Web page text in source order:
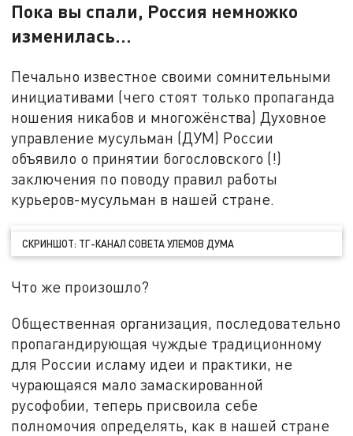
Пока вы спали, Россия немножко
изменилась…
Печально известное своими сомнительными
инициативами (чего стоят только пропаганда
ношения никабов и многожёнства) Духовное
управление мусульман (ДУМ) России
объявило о принятии богословского (!)
заключения по поводу правил работы
курьеров-мусульман в нашей стране.
СКРИНШОТ: ТГ-КАНАЛ СОВЕТА УЛЕМОВ ДУМА
Что же произошло?
Общественная организация, последовательно
пропагандирующая чуждые традиционному
для России исламу идеи и практики, не
чурающаяся мало замаскированной
русофобии, теперь присвоила себе
полномочия определять, как в нашей стране